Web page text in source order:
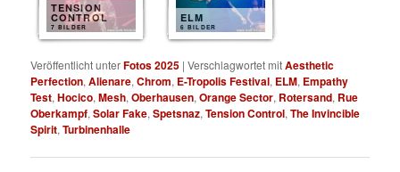
TENSION
CONTROL
7 BILDER
ELM
6 BILDER
Veröffentlicht unterFotos 2025 |Verschlagwortet mitAesthetic
Perfection,Alienare,Chrom, E-Tropolis Festival, ELM, Empathy
Test,Hocico,Mesh,Oberhausen,Orange Sector, Rotersand, Rue
Oberkampf,Solar Fake,Spetsnaz,Tension Control,The Invincible
Spirit,Turbinenhalle